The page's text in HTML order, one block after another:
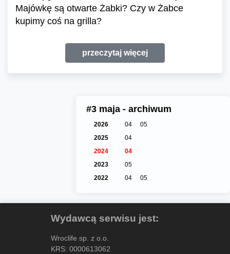
Majówkę są otwarte Żabki? Czy w Żabce
kupimy coś na grilla?
przeczytaj więcej
#3 maja - archiwum
2026 04
05
2025
04
2024
04
2023
05
2022
04 05
Wydawcą serwisu jest:
Wroclife sp. z o.o.
KRS: 0000613062